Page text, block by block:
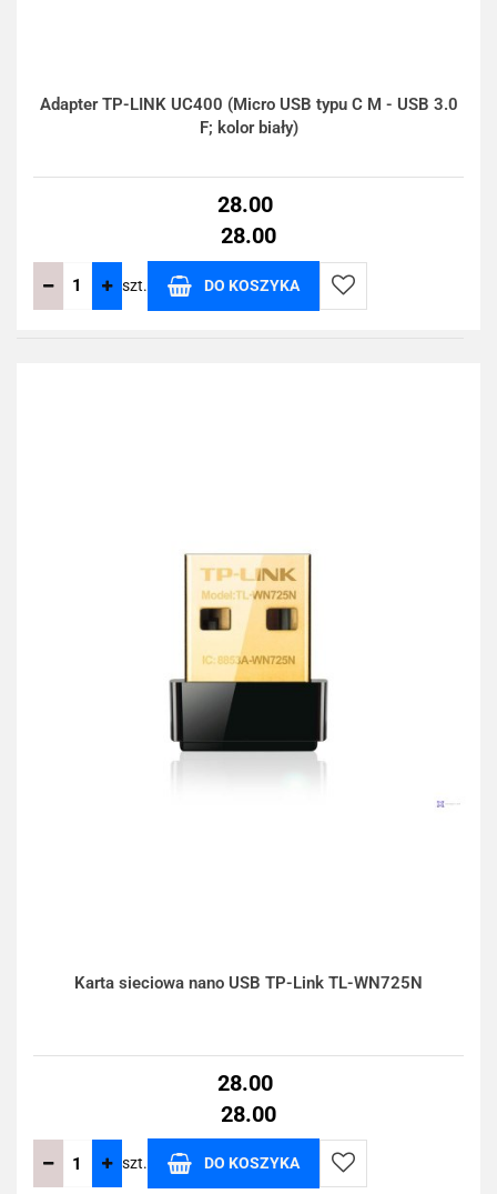
Adapter TP-LINK UC400 (Micro USB typu C M - USB 3.0
F; kolor biały)
28.00
28.00
szt. DO KOSZYKA
Do
Karta sieciowa nano USB TP-Link TL-WN725N
28.00
28.00
szt. DO KOSZYKA